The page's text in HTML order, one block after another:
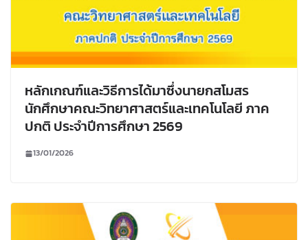
หลักเกณฑ์และวิธีการได้มาซึ่งนายกสโมสร
นักศึกษาคณะวิทยาศาสตร์และเทคโนโลยี ภาค
ปกติ ประจำปีการศึกษา 2569
13/01/2026